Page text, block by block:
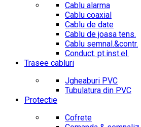
Cablu alarma
Cablu coaxial
Cablu de date
Cablu de joasa tens.
Cablu semnal.&contr.
Conduct. pt.inst.el.
Trasee cabluri
Jgheaburi PVC
Tubulatura din PVC
Protectie
Cofrete